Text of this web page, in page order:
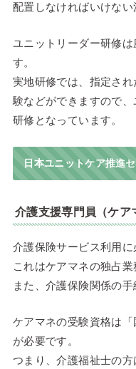
配置しなければいけない
ユニットリーダー研修
す。
実地研修では、指定さ
験などができますので
研修となっています。
日本ユニットケア推進
介護支援専門員（ケア
介護保険サービス利用に
これはケアマネの独占業
また、介護保険関係の
ケアマネの受験資格は「
が必要です。
つまり、介護福祉士の